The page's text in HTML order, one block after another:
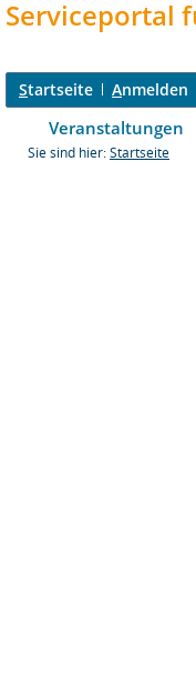
Serviceportal
Startseite Anmelden
Veranstaltungen
Sie sind hier: Startseite